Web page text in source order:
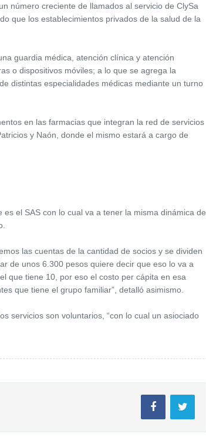
número creciente de llamados al servicio de ClySa
que los establecimientos privados de la salud de la
guardia médica, atención clínica y atención
o dispositivos móviles; a lo que se agrega la
distintas especialidades médicas mediante un turno
en las farmacias que integran la red de servicios
y Naón, donde el mismo estará a cargo de
el SAS con lo cual va a tener la misma dinámica de
las cuentas de la cantidad de socios y se dividen
de unos 6.300 pesos quiere decir que eso lo va a
que tiene 10, por eso el costo per cápita en esa
que tiene el grupo familiar”, detalló asimismo.
servicios son voluntarios, “con lo cual un asiociado